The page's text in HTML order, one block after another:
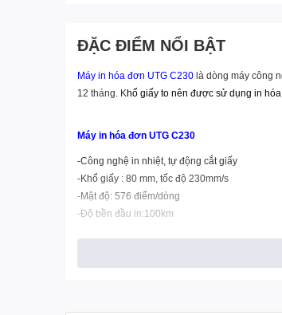
ĐẶC ĐIỂM NỔI BẬT
Máy in hóa đơn UTG C230 là dòng máy công
12 tháng. Khổ giấy to nên được sử dụng in
Máy in hóa đơn UTG C230
-Công nghệ in nhiệt, tự động cắt giấy
-Khổ giấy : 80 mm, tốc độ 230mm/s
-Mật độ: 576 điểm/dòng
-Độ bền đầu in:100km
- Bảo hành: 12 tháng chính hãng